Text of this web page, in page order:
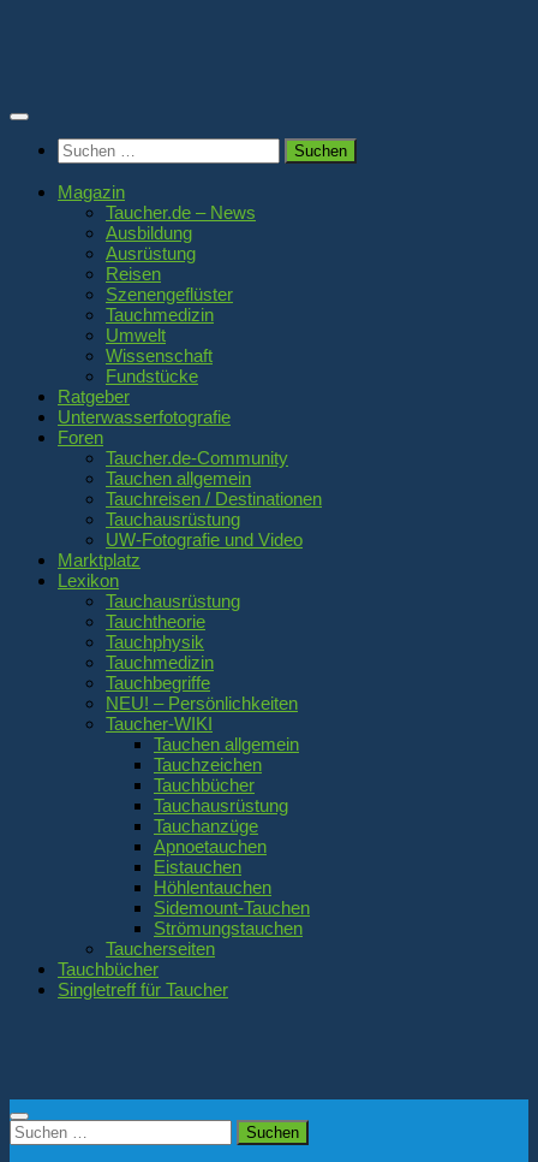
Suchen
nach:
Magazin
Taucher.de – News
Ausbildung
Ausrüstung
Reisen
Szenengeflüster
Tauchmedizin
Umwelt
Wissenschaft
Fundstücke
Ratgeber
Unterwasserfotografie
Foren
Taucher.de-Community
Tauchen allgemein
Tauchreisen / Destinationen
Tauchausrüstung
UW-Fotografie und Video
Marktplatz
Lexikon
Tauchausrüstung
Tauchtheorie
Tauchphysik
Tauchmedizin
Tauchbegriffe
NEU! – Persönlichkeiten
Taucher-WIKI
Tauchen allgemein
Tauchzeichen
Tauchbücher
Tauchausrüstung
Tauchanzüge
Apnoetauchen
Eistauchen
Höhlentauchen
Sidemount-Tauchen
Strömungstauchen
Taucherseiten
Tauchbücher
Singletreff für Taucher
Suchen
nach: